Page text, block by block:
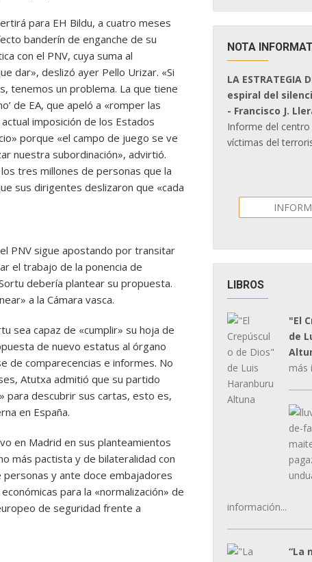
para EH Bildu, a cuatro meses
banderín de enganche de su
con el PNV, cuya suma al
dar», deslizó ayer Pello Urizar. «Si
tenemos un problema. La que tiene
de EA, que apeló a «romper las
imposición de los Estados
porque «el campo de juego se ve
nuestra subordinación», advirtió.
tres millones de personas que la
sus dirigentes deslizaron que «cada
PNV sigue apostando por transitar
el trabajo de la ponencia de
debería plantear su propuesta.
a la Cámara vasca.
sea capaz de «cumplir» su hoja de
de nuevo estatus al órgano
de comparecencias e informes. No
Atutxa admitió que su partido
para descubrir sus cartas, esto es,
en España.
en Madrid en sus planteamientos
más pactista y de bilateralidad con
y ante doce embajadores
para la «normalización» de
de seguridad frente a
NOTA
LA ESTRATEGIA
espiral del
- Francisco J.
Informe del
víctimas del
LIBROS
"El
de
más
información...
“La